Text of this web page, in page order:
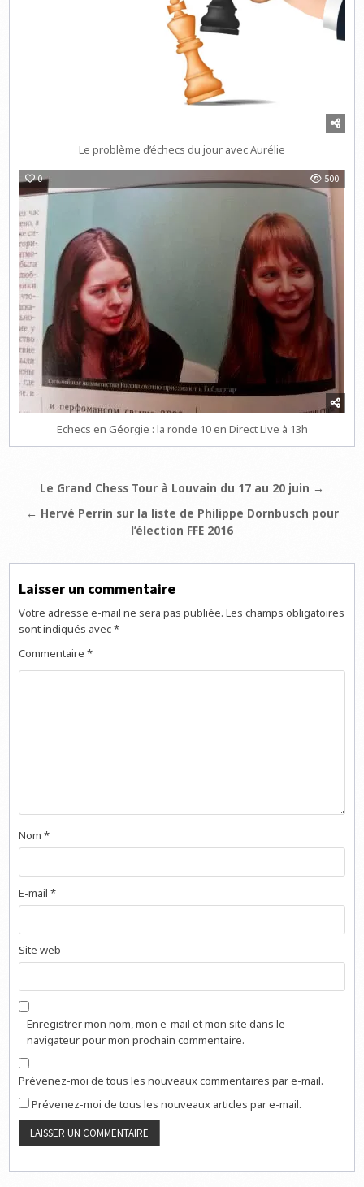
Le problème d’échecs du jour avec Aurélie
0 500
Echecs en Géorgie : la ronde 10 en Direct Live à 13h
Navigation
de
Le Grand Chess Tour à Louvain du 17 au 20 juin →
← Hervé Perrin sur la liste de Philippe Dornbusch pour
l’élection FFE 2016
Laisser un commentaire
Votre adresse e-mail ne sera pas publiée. Les champs obligatoires
sont indiqués avec*
Commentaire*
Nom*
E-mail*
Site web
Enregistrer mon nom, mon e-mail et mon site dans le
navigateur pour mon prochain commentaire.
Prévenez-moi de tous les nouveaux commentaires par e-mail.
Prévenez-moi de tous les nouveaux articles par e-mail.